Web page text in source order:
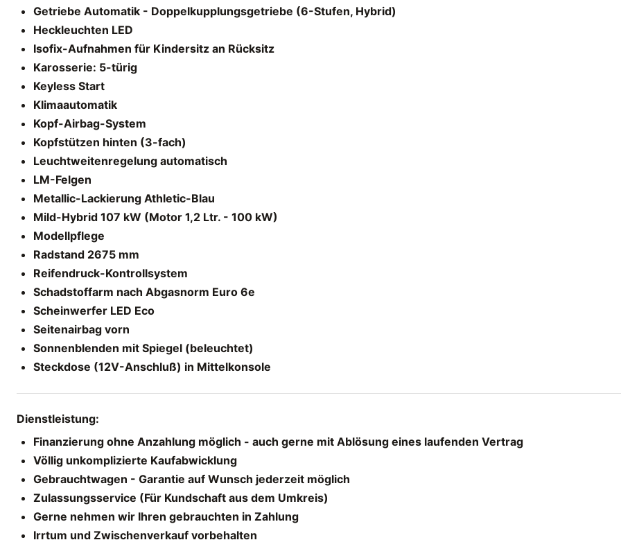
Getriebe Automatik - Doppelkupplungsgetriebe (6-Stufen, Hybrid)
Heckleuchten LED
Isofix-Aufnahmen für Kindersitz an Rücksitz
Karosserie: 5-türig
Keyless Start
Klimaautomatik
Kopf-Airbag-System
Kopfstützen hinten (3-fach)
Leuchtweitenregelung automatisch
LM-Felgen
Metallic-Lackierung Athletic-Blau
Mild-Hybrid 107 kW (Motor 1,2 Ltr. - 100 kW)
Modellpflege
Radstand 2675 mm
Reifendruck-Kontrollsystem
Schadstoffarm nach Abgasnorm Euro 6e
Scheinwerfer LED Eco
Seitenairbag vorn
Sonnenblenden mit Spiegel (beleuchtet)
Steckdose (12V-Anschluß) in Mittelkonsole
Dienstleistung:
Finanzierung ohne Anzahlung möglich - auch gerne mit Ablösung eines laufenden Vertrag
Völlig unkomplizierte Kaufabwicklung
Gebrauchtwagen - Garantie auf Wunsch jederzeit möglich
Zulassungsservice (Für Kundschaft aus dem Umkreis)
Gerne nehmen wir Ihren gebrauchten in Zahlung
Irrtum und Zwischenverkauf vorbehalten